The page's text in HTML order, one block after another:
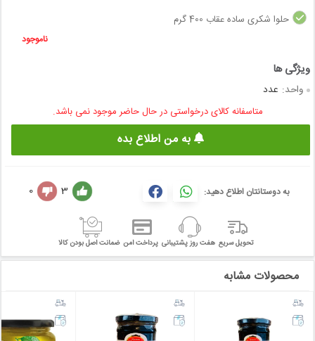
حلوا شکری ساده عقاب 400 گرم
ناموجود
واحد: عدد
متاسفانه کالای درخواستی در حال حاضر موجود نمی باشد.
به من اطلاع بده
به دوستانتان اطلاع دهید: 3
0
تحویل سریع هفت روز پشتیبانی پرداخت امن ضمانت اصل بودن کالا
محصولات مشابه